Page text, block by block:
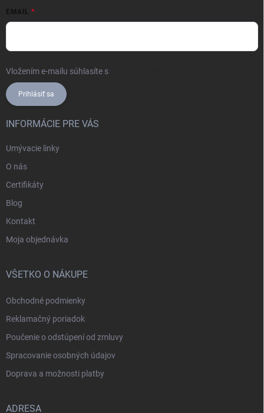
EMAIL
Vložením e-mailu súhlasíte s
Prihlásiť sa
INFORMÁCIE PRE VÁS
Umývacie linky
O nás
Certifikáty
Blog
Kontakt
Moja objednávka
VŠETKO O NÁKUPE
Obchodné podmienky
Reklamačný poriadok
Poučenie o odstúpení od zmluvy
Spracovanie osobných údajov
Doprava a možnosti platby
ADRESA